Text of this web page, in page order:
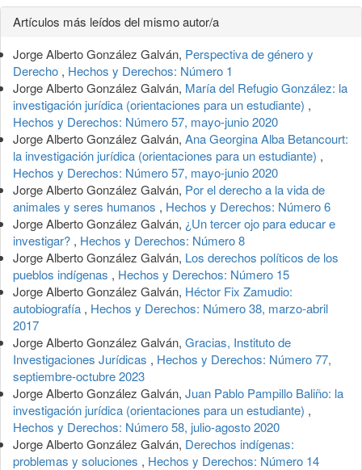
Detalles
del
artículo
Artículos más leídos del mismo autor/a
Jorge Alberto González Galván, Perspectiva de género y
Derecho , Hechos y Derechos: Número 1
Jorge Alberto González Galván, María del Refugio González: la
investigación jurídica (orientaciones para un estudiante) ,
Hechos y Derechos: Número 57, mayo-junio 2020
Jorge Alberto González Galván, Ana Georgina Alba Betancourt:
la investigación jurídica (orientaciones para un estudiante) ,
Hechos y Derechos: Número 57, mayo-junio 2020
Jorge Alberto González Galván, Por el derecho a la vida de
animales y seres humanos , Hechos y Derechos: Número 6
Jorge Alberto González Galván, ¿Un tercer ojo para educar e
investigar? , Hechos y Derechos: Número 8
Jorge Alberto González Galván, Los derechos políticos de los
pueblos indígenas , Hechos y Derechos: Número 15
Jorge Alberto González Galván, Héctor Fix Zamudio:
autobiografía , Hechos y Derechos: Número 38, marzo-abril
2017
Jorge Alberto González Galván, Gracias, Instituto de
Investigaciones Jurídicas , Hechos y Derechos: Número 77,
septiembre-octubre 2023
Jorge Alberto González Galván, Juan Pablo Pampillo Baliño: la
investigación jurídica (orientaciones para un estudiante) ,
Hechos y Derechos: Número 58, julio-agosto 2020
Jorge Alberto González Galván, Derechos indígenas:
problemas y soluciones , Hechos y Derechos: Número 14